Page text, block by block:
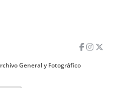
General y Fotográfico